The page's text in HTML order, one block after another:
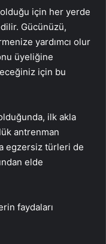
olduğu için her yerde
Gücünüzü,
yardımcı olur
üyeliğine
için bu
ilk akla
antrenman
egzersiz türleri de
elde